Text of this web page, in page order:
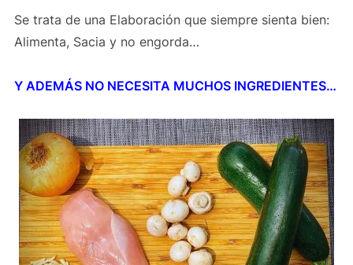
Se trata de una Elaboración que siempre sienta bien:
Alimenta, Sacia y no engorda…
Y ADEMÁS NO NECESITA MUCHOS INGREDIENTES…